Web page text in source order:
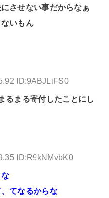
させない事だからなぁ
いもん
ID:9ABJLiFS0
るまる寄付したことにし
ID:R9kNMvbK0
てなるからな